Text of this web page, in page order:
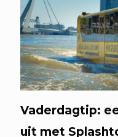
Vaderdagtip:
uit met